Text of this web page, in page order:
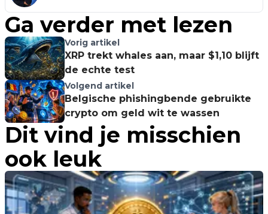
Ga verder met lezen
Vorig artikel
XRP trekt whales aan, maar $1,10 blijft
de echte test
Volgend artikel
Belgische phishingbende gebruikte
crypto om geld wit te wassen
Dit vind je misschien
ook leuk